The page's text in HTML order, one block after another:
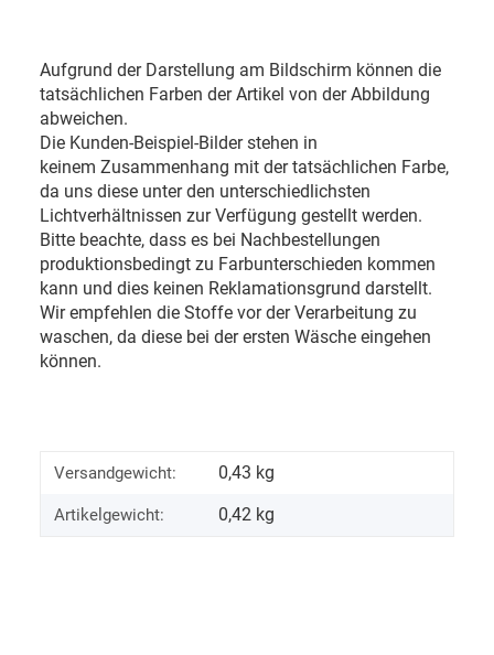
Aufgrund der Darstellung am Bildschirm können die
tatsächlichen Farben der Artikel von der Abbildung
abweichen.
Die Kunden-Beispiel-Bilder stehen in
keinem Zusammenhang mit der tatsächlichen Farbe,
da uns diese unter den unterschiedlichsten
Lichtverhältnissen zur Verfügung gestellt werden.
Bitte beachte, dass es bei Nachbestellungen
produktionsbedingt zu Farbunterschieden kommen
kann und dies keinen Reklamationsgrund darstellt.
Wir empfehlen die Stoffe vor der Verarbeitung zu
waschen, da diese bei der ersten Wäsche eingehen
können.
Versandgewicht: 0,43 kg
Artikelgewicht: 0,42 kg